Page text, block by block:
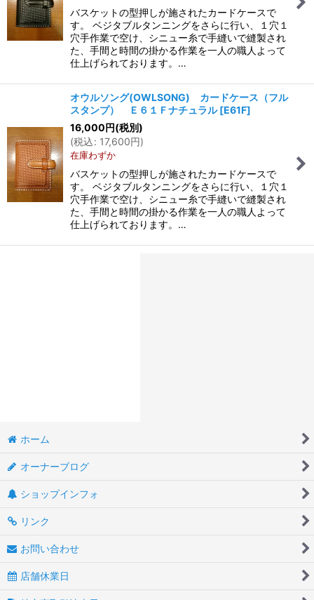
バスケットの型押しが施されたカードケースで
す。 ベジタブルタンニングをさらに行い、１穴１
穴手作業で空け、シニュー糸で手縫いで縫製され
た、手間と時間の掛かる作業を一人の職人よって
仕上げられております。…
オウルソング(OWLSONG) カードケース（フル
スタンプ） Ｅ６１Ｆナチュラル [E61F]
16,000円(税別)
(税込: 17,600円)
在庫わずか
バスケットの型押しが施されたカードケースで
す。 ベジタブルタンニングをさらに行い、１穴１
穴手作業で空け、シニュー糸で手縫いで縫製され
た、手間と時間の掛かる作業を一人の職人よって
仕上げられております。…
ホーム
オーナーブログ
ショップインフォ
リンク
お問い合わせ
店舗休業日